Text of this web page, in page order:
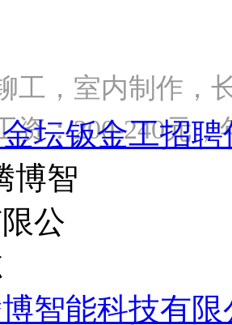
工，室内制作，
资：200-240元
坛钣金工招聘
智能科技有限